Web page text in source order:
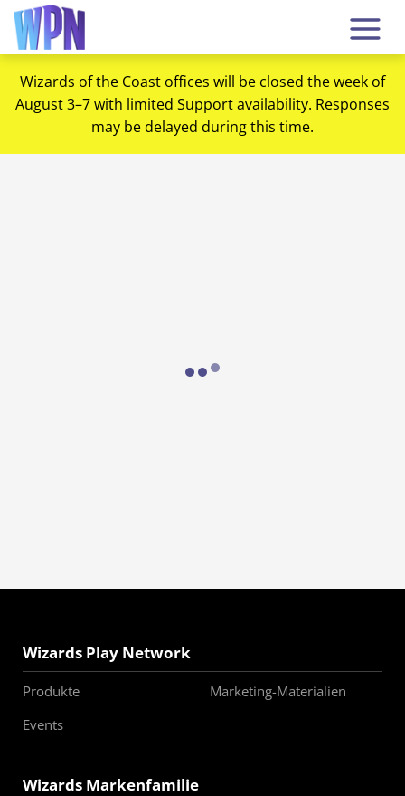
Wizards of the Coast offices will be closed the week of
August 3–7 with limited Support availability. Responses
may be delayed during this time.
Loading...
Wizards Play Network
Produkte
Marketing-Materialien
Events
Wizards Markenfamilie